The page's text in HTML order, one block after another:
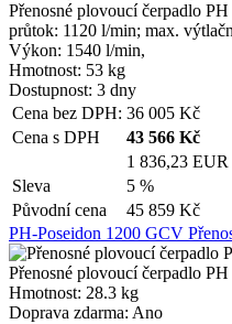
Přenosné plovoucí čerpadlo
průtok: 1120 l/min; max.
Výkon: 1540 l/min,
Hmotnost: 53 kg
Dostupnost: 3 dny
Cena bez DPH: 36 005 Kč
Cena s DPH
43 566 Kč
1 836,23 EUR
Sleva
5 %
Původní cena
45 859 Kč
PH-Poseidon 1200 GCV
Přenosné plovoucí čerpadlo
Hmotnost: 28.3 kg
Doprava zdarma: Ano